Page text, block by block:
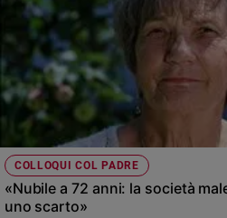
COLLOQUI COL PADRE
«Nubile a 72 anni: la società
uno scarto»